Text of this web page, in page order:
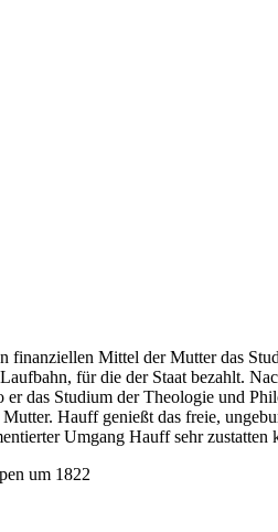
finanziellen Mittel der Mutter das
für die der Staat bezahlt.
das Studium der Theologie und
Hauff genießt das freie,
Umgang Hauff sehr